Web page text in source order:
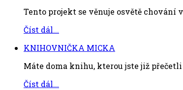
Tento projekt se věnuje osvětě chování
Číst dál...
KNIHOVNIČKA MICKA
Máte doma knihu, kterou jste již
Číst dál...